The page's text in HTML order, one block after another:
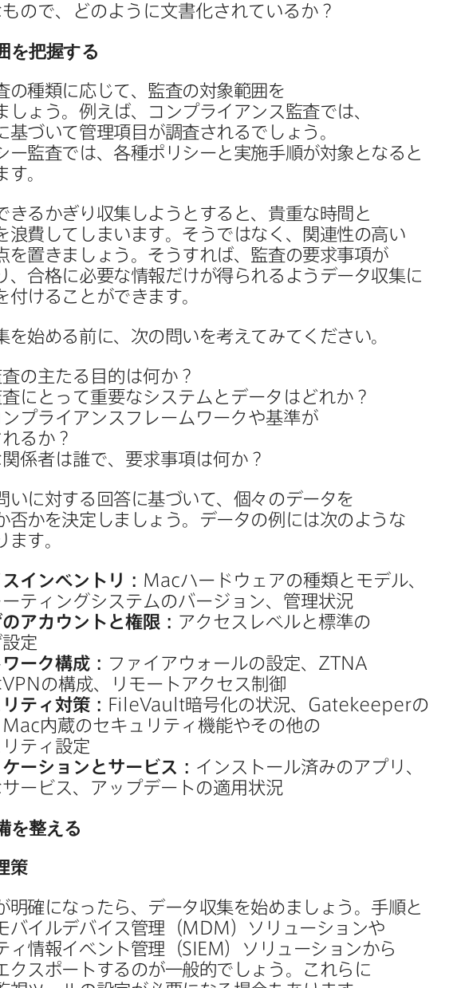
ので、​どのように​文書化されているか？
を​把握する
の​種類に​応じて、​監査の​対象範囲を​
しょう。​例えば、​コンプライアンス監査では、​
基づいて​管理項目が​調査されるでしょう。​
ー監査では、​各種ポリシーと​実施手順が​対象と​なると​
す。
きるかぎり​収集しようと​すると、​貴重な​時間と​
浪費してしまいます。​そうではなく、​関連性の​高い​
を​置きましょう。​そう​すれば、​監査の​要求事項が​
、​合格に​必要な​情報だけが​得られる​よう​データ収集に​
付ける​ことができます。
を​始める​前に、​次の​問いを​考えてみてください。
の​主たる​目的は​何か？
に​とって​重要な​システムと​データは​どれか？
ンプライアンスフレームワークや​基準が​
るか？
係者は​誰で、​要求事項は​何か？
いに​対する​回答に​基づいて、​個々の​データを​
否かを​決定しましょう。​データの​例には​次のような​
ます。
インベントリ： Macハードウェアの​種類と​モデル、​
ティングシステムの​バージ​ョン、​管理状況
アカウントと​権限： アクセスレベルと​標準の​
定
ーク​構成： ファイアウォールの​設定、 ZTNA
VPN の​構成、​リモートアクセス制御
ティ対策： FileVault暗号化の​状況、 Gatekeeperの​
Mac内蔵の​セキュリティ機能や​その​他の​
ティ設定
ーションと​サービス： インストール済みの​アプリ、​
ービス、​アップデートの​適用状況
を​整える
策
明確に​なったら、​データ収集を​始めましょう。​手順と​
バイルデバイス管理​（MDM ）​ソリューションや​
ィ情報イベント管理​（SIEM）​ソリューションから​
クスポートするのが​一般的でしょう。​これらに​